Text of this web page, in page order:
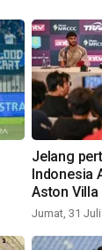
Jelang
Indonesia
Aston Villa
Jumat, 31